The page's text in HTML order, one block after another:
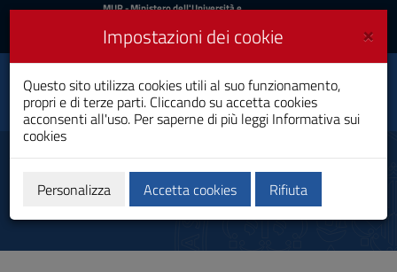
Vai
al
navigazione
sito
MIUR
Accedi
MUR- Ministero dell'Università e
Accedi UniCA News
Toggle
navigation
Università degli
Studi di Cagliari
Spano Andrea
×
Impostazioni dei cookie
Questo sito utilizza cookies utili al suo funzionamento,
propri e di terze parti. Cliccando su accetta cookies
acconsenti all'uso. Per saperne di più leggi Informativa sui
cookies
Personalizza Accetta cookies Rifiuta